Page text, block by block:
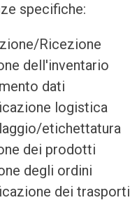
specifiche:
Ricezione
dell'inventario
dati
logistica
etichettatura
dei prodotti
degli ordini
dei trasporti